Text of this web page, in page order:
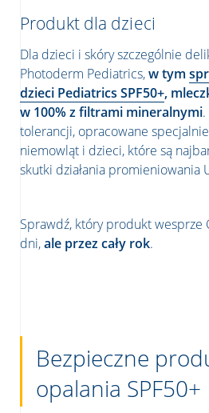
Produkt dla dzieci
Dla dzieci i skóry szczególnie
Photoderm Pediatrics,w tym
dzieci Pediatrics SPF50+,
w 100% z filtrami mineralnymi
tolerancji, opracowane
niemowląt i dzieci, które są
skutki działania promieniowania
Sprawdź, który produkt wesprze
dni,ale przez cały rok.
Bezpieczne
opalania SPF50+